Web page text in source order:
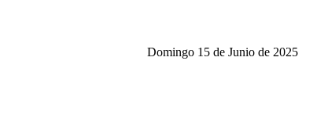
Domingo 15 de Junio de 2025